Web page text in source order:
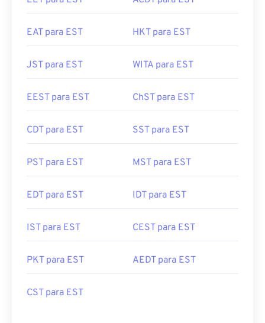
EAT para EST HKT para EST
JST para EST WITA para EST
EEST para EST ChST para EST
CDT para EST SST para EST
PST para EST MST para EST
EDT para EST IDT para EST
IST para EST CEST para EST
PKT para EST AEDT para EST
CST para EST